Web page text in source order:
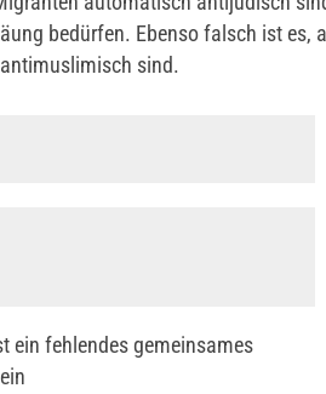
bedürfen. Ebenso falsch ist es,
sind.
ein fehlendes gemeinsames